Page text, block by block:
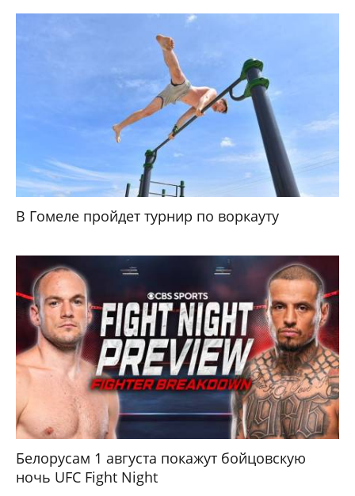
В Гомеле пройдет турнир по воркауту
Белорусам 1 августа покажут бойцовскую
ночь UFC Fight Night